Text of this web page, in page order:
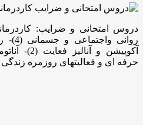
دروس امتحانی و ضرایب:
حرفه ای و فعالیتهای روزمره زندگی (2)- زبان